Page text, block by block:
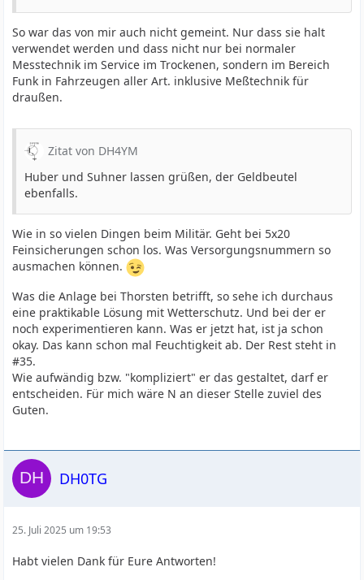
So war das von mir auch nicht gemeint. Nur dass sie halt
verwendet werden und dass nicht nur bei normaler
Messtechnik im Service im Trockenen, sondern im Bereich
Funk in Fahrzeugen aller Art. inklusive Meßtechnik für
draußen.
Zitat von DH4YM
Huber und Suhner lassen grüßen, der Geldbeutel
ebenfalls.
Wie in so vielen Dingen beim Militär. Geht bei 5x20
Feinsicherungen schon los. Was Versorgungsnummern so
ausmachen können.
Was die Anlage bei Thorsten betrifft, so sehe ich durchaus
eine praktikable Lösung mit Wetterschutz. Und bei der er
noch experimentieren kann. Was er jetzt hat, ist ja schon
okay. Das kann schon mal Feuchtigkeit ab. Der Rest steht in
#35.
Wie aufwändig bzw. "kompliziert" er das gestaltet, darf er
entscheiden. Für mich wäre N an dieser Stelle zuviel des
Guten.
DH0TG
25. Juli 2025 um 19:53
Habt vielen Dank für Eure Antworten!